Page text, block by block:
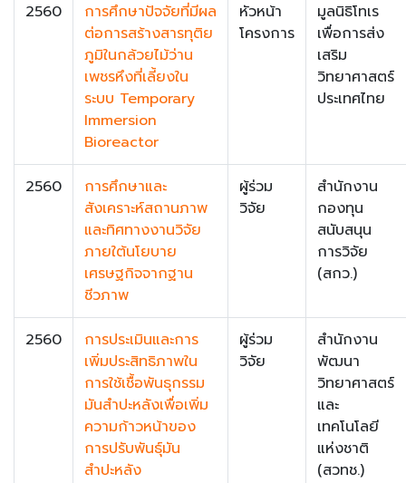
2560
การศึกษาปัจจัยที่มีผล
ต่อการสร้างสารทุติย
ภูมิในกล้วยไม้ว่าน
เพชรหึงที่เลี้ยงใน
ระบบ Temporary
Immersion
Bioreactor
หัวหน้า
โครงการ
มูลนิธิโทเร
เพื่อการส่ง
เสริม
วิทยาศาสตร์
ประเทศไทย
2560
การศึกษาและ
สังเคราะห์สถานภาพ
และทิศทางงานวิจัย
ภายใต้นโยบาย
เศรษฐกิจจากฐาน
ชีวภาพ
ผู้ร่วม
วิจัย
สำนักงาน
กองทุน
สนับสนุน
การวิจัย
(สกว.)
2560
การประเมินและการ
เพิ่มประสิทธิภาพใน
การใช้เชื้อพันธุกรรม
มันสำปะหลังเพื่อเพิ่ม
ความก้าวหน้าของ
การปรับพันธ์ุมัน
สำปะหลัง
ผู้ร่วม
วิจัย
สำนักงาน
พัฒนา
วิทยาศาสตร์
และ
เทคโนโลยี
แห่งชาติ
(สวทช.)